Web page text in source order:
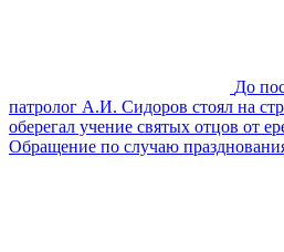
До
патролог А.И. Сидоров стоял на
оберегал учение святых отцов от
Обращение по случаю